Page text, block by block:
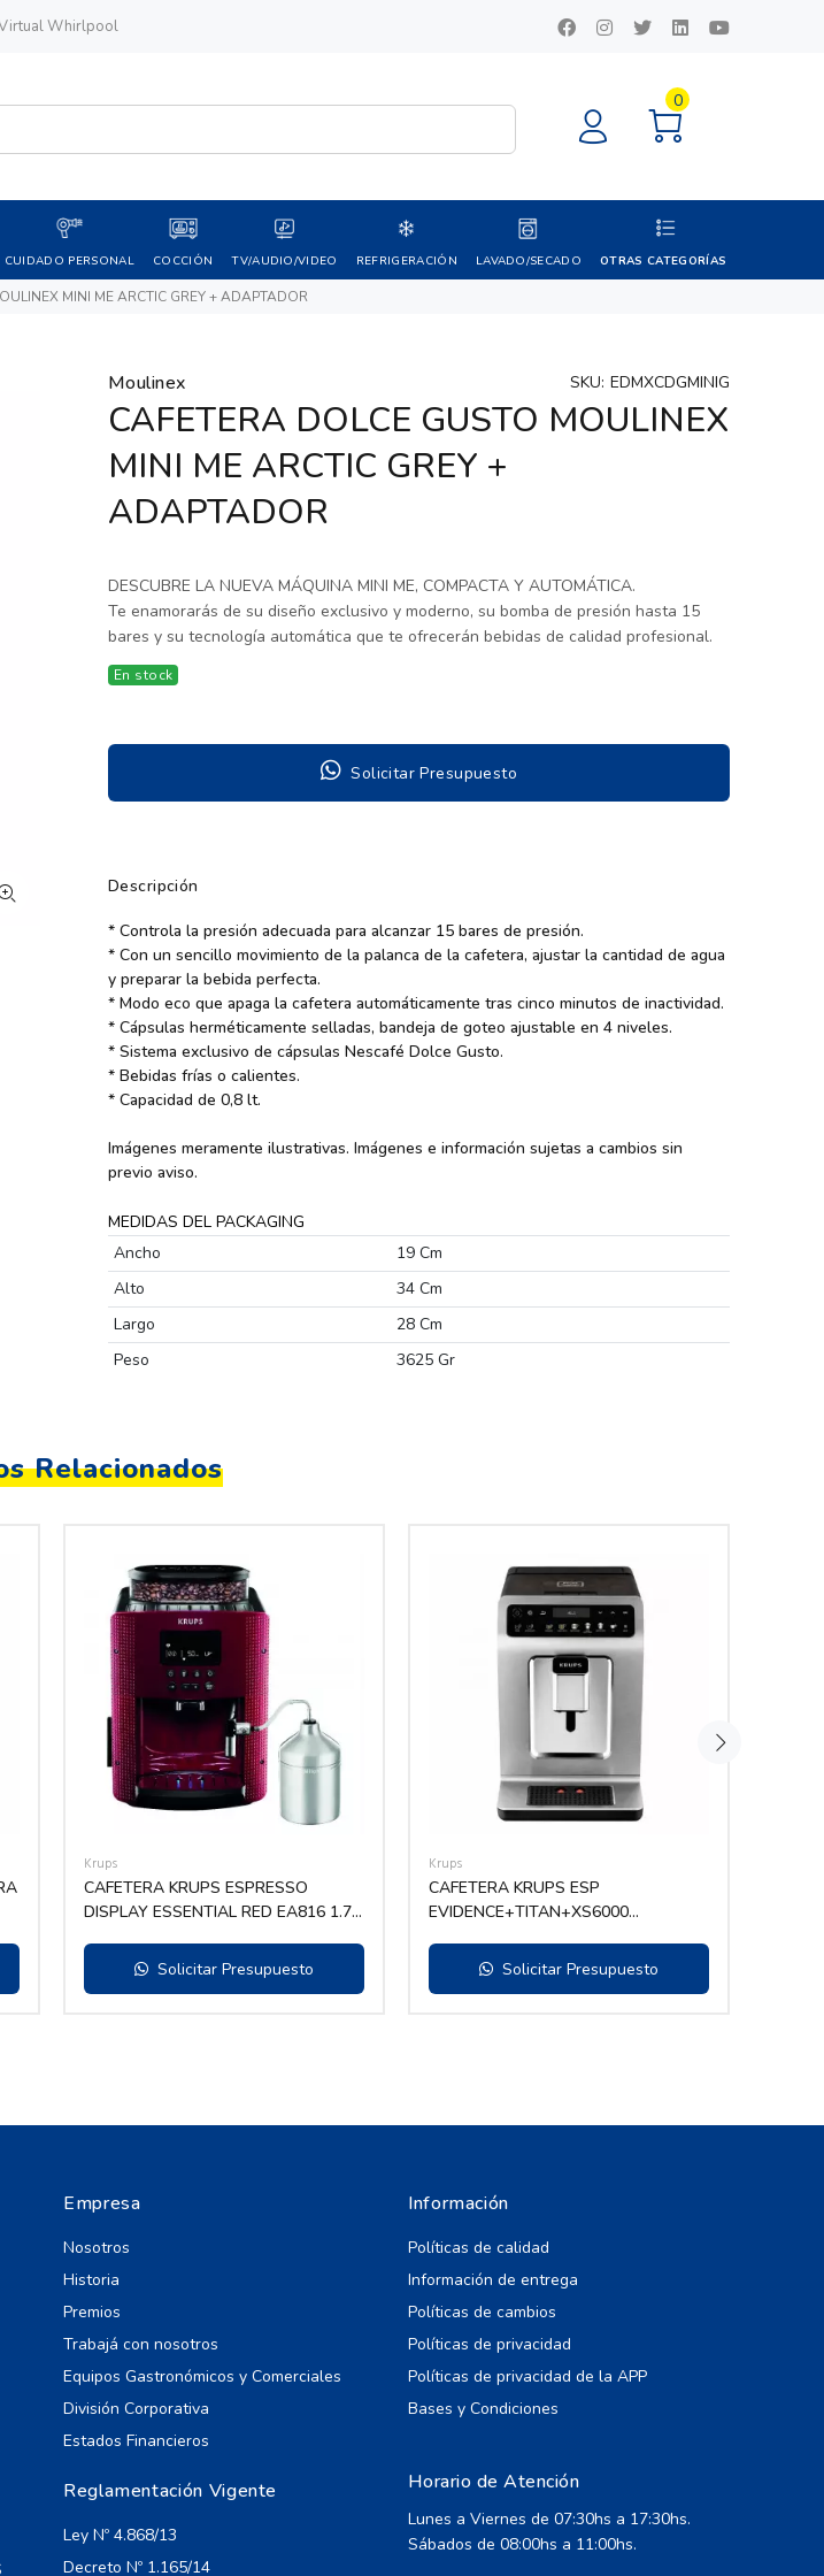
Whirlpool
0
CUIDADO PERSONAL COCCIÓN TV/AUDIO/VIDEO REFRIGERACIÓN LAVADO/SECADO OTRAS CATEGORÍAS
MINI ME ARCTIC GREY + ADAPTADOR
Moulinex SKU: EDMXCDGMINIG
CAFETERA DOLCE GUSTO MOULINEX
MINI ME ARCTIC GREY +
ADAPTADOR
DESCUBRE LA NUEVA MÁQUINA MINI ME, COMPACTA Y AUTOMÁTICA.
Te enamorarás de su diseño exclusivo y moderno, su bomba de presión hasta 15
bares y su tecnología automática que te ofrecerán bebidas de calidad profesional.
En stock
Solicitar Presupuesto
Descripción
* Controla la presión adecuada para alcanzar 15 bares de presión.
* Con un sencillo movimiento de la palanca de la cafetera, ajustar la cantidad de agua
y preparar la bebida perfecta.
* Modo eco que apaga la cafetera automáticamente tras cinco minutos de inactividad.
* Cápsulas herméticamente selladas, bandeja de goteo ajustable en 4 niveles.
* Sistema exclusivo de cápsulas Nescafé Dolce Gusto.
* Bebidas frías o calientes.
* Capacidad de 0,8 lt.
Imágenes meramente ilustrativas. Imágenes e información sujetas a cambios sin
previo aviso.
MEDIDAS DEL PACKAGING
Ancho
19 Cm
Alto
34 Cm
Largo
28 Cm
Peso
3625 Gr
Relacionados
Krups
CAFETERA KRUPS ESPRESSO
DISPLAY ESSENTIAL RED EA816 1.7L
Solicitar Presupuesto
Krups
CAFETERA KRUPS ESP
EVIDENCE+TITAN+XS6000
C/ADAPTADORSolicitar Presupuesto
Empresa
Nosotros
Historia
Premios
Trabajá con nosotros
Equipos Gastronómicos y Comerciales
División Corporativa
Estados Financieros
Reglamentación Vigente
Ley Nº 4.868/13
Decreto Nº 1.165/14
Información
Políticas de calidad
Información de entrega
Políticas de cambios
Políticas de privacidad
Políticas de privacidad de la APP
Bases y Condiciones
Horario de Atención
Lunes a Viernes de 07:30hs a 17:30hs.
Sábados de 08:00hs a 11:00hs.